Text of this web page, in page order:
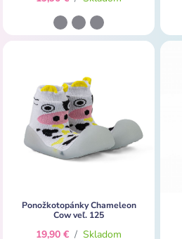
Ponožkotopánky Chameleon
Cow veľ. 125
19,90 € / Skladom